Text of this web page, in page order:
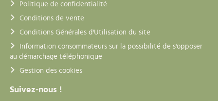
Politique de confidentialité
Conditions de vente
Conditions Générales d'Utilisation du site
Information consommateurs sur la possibilité de s'opposer
au démarchage téléphonique
Gestion des cookies
Suivez-nous !